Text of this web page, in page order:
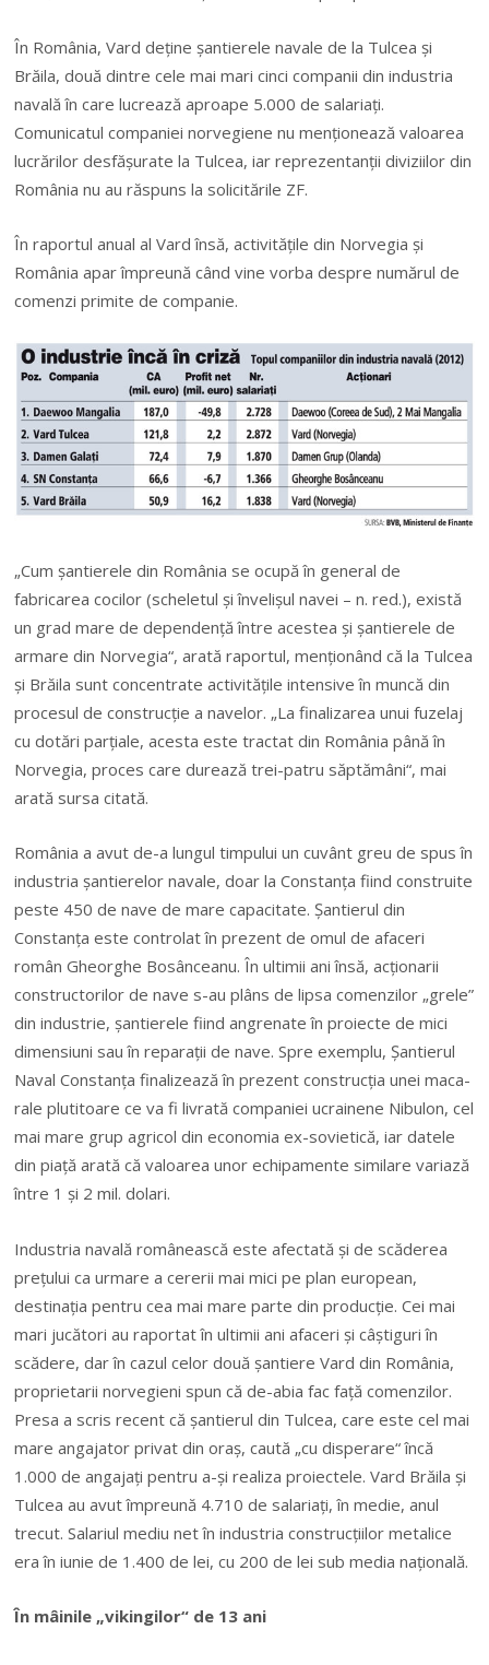
În România, Vard deţine şantierele navale de la Tulcea şi
Brăila, două dintre cele mai mari cinci companii din industria
navală în care lucrează aproape 5.000 de salariaţi.
Comunicatul companiei norvegiene nu menţionează valoarea
lucrărilor desfăşurate la Tulcea, iar reprezentanţii diviziilor din
România nu au răspuns la solicitările ZF.
În raportul anual al Vard însă, activităţile din Norvegia şi
România apar împreună când vine vorba despre numărul de
comenzi primite de companie.
„Cum şantierele din România se ocupă în general de
fabricarea cocilor (scheletul şi învelişul navei – n. red.), există
un grad mare de depen­denţă între acestea şi şan­tie­rele de
ar­ma­re din Norvegia“, arată ra­portul, menţionând că la Tulcea
şi Brăila sunt con­centrate acti­vi­tă­ţile intensive în muncă din
pro­cesul de con­struc­ţie a navelor. „La fina­lizarea unui fuzelaj
cu dotări parţiale, acesta este tractat din Ro­mâ­nia până în
Norvegia, proces care durează trei-patru săptămâni“, mai
arată sursa citată.
România a avut de-a lungul timpului un cuvânt greu de spus în
industria şantierelor navale, doar la Constanţa fiind construite
peste 450 de nave de mare capacitate. Şantierul din
Constanţa este controlat în prezent de omul de afaceri
român Gheorghe Bosânceanu. În ultimii ani însă, acţionarii
constructorilor de nave s-au plâns de lipsa comenzilor „grele”
din industrie, şantierele fiind angrenate în proiecte de mici
dimensiuni sau în reparaţii de nave. Spre exemplu, Şantierul
Naval Constanţa fi­na­­lizează în prezent construcţia unei maca­
rale plutitoare ce va fi livrată companiei ucrai­nene Nibulon, cel
mai mare grup agricol din eco­nomia ex-sovietică, iar datele
din piaţă arată că valoarea unor echi­pamente simi­lare va­riază
între 1 şi 2 mil. dolari.
Industria na­vală ro­mâ­neas­că este afec­tată şi de scăde­rea
pre­ţului ca urmare a cererii mai mici pe plan euro­pean,
destinaţia pen­tru cea mai mare parte din pro­ducţie. Cei mai
mari jucători au raportat în ultimii ani afaceri şi câştiguri în
scădere, dar în cazul celor două şantiere Vard din România,
proprietarii nor­ve­gieni spun că de-abia fac faţă comenzilor.
Presa a scris recent că şantierul din Tulcea, care este cel mai
mare angajator privat din oraş, caută „cu disperare“ încă
1.000 de anga­jaţi pentru a-şi realiza proiectele. Vard Brăila şi
Tulcea au avut împreună 4.710 de salariaţi, în medie, anul
trecut. Salariul mediu net în industria construcţiilor metalice
era în iunie de 1.400 de lei, cu 200 de lei sub media naţională.
În mâinile „vikingilor“ de 13 ani